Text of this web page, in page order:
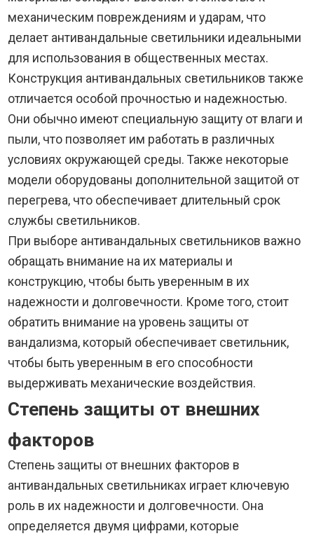
механическим повреждениям и ударам, что
делает антивандальные светильники идеальными
для использования в общественных местах.
Конструкция антивандальных светильников также
отличается особой прочностью и надежностью.
Они обычно имеют специальную защиту от влаги и
пыли, что позволяет им работать в различных
условиях окружающей среды. Также некоторые
модели оборудованы дополнительной защитой от
перегрева, что обеспечивает длительный срок
службы светильников.
При выборе антивандальных светильников важно
обращать внимание на их материалы и
конструкцию, чтобы быть уверенным в их
надежности и долговечности. Кроме того, стоит
обратить внимание на уровень защиты от
вандализма, который обеспечивает светильник,
чтобы быть уверенным в его способности
выдерживать механические воздействия.
Степень защиты от внешних
факторов
Степень защиты от внешних факторов в
антивандальных светильниках играет ключевую
роль в их надежности и долговечности. Она
определяется двумя цифрами, которые